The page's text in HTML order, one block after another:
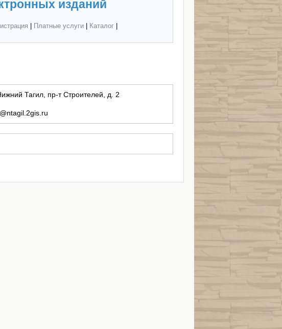
изданий
Платные услуги| Каталог|
Тагил, пр-т Строителей, д. 2